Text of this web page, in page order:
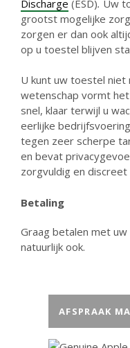
Discharge (ESD). Uw
grootst mogelijke
zorgen er dan ook
op u toestel blijven
U kunt uw toestel niet
wetenschap vormt
snel, klaar terwijl u
eerlijke
tegen zeer scherpe
en bevat
zorgvuldig en discreet
Betaling
Graag betalen met uw
natuurlijk ook.
AFSPRAAK